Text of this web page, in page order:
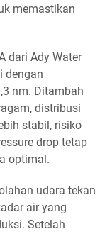
memastikan
dari Ady Water
dengan
nm. Ditambah
distribusi
stabil, risiko
drop tetap
optimal.
udara tekan
air yang
Setelah